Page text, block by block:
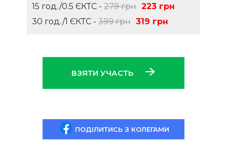
15 год./0.5 ЄКТС - 279 грн 223 грн
30 год./1 ЄКТС - 399 грн 319 грн
ВЗЯТИ УЧАСТЬ
ПОДІЛИТИСЬ З КОЛЕГАМИ